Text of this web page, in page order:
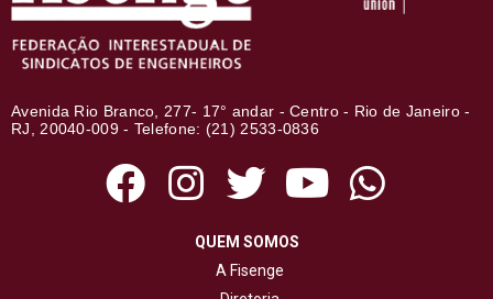
Avenida Rio Branco, 277- 17° andar - Centro - Rio de Janeiro -
RJ, 20040-009 - Telefone: (21) 2533-0836
QUEM SOMOS
A Fisenge